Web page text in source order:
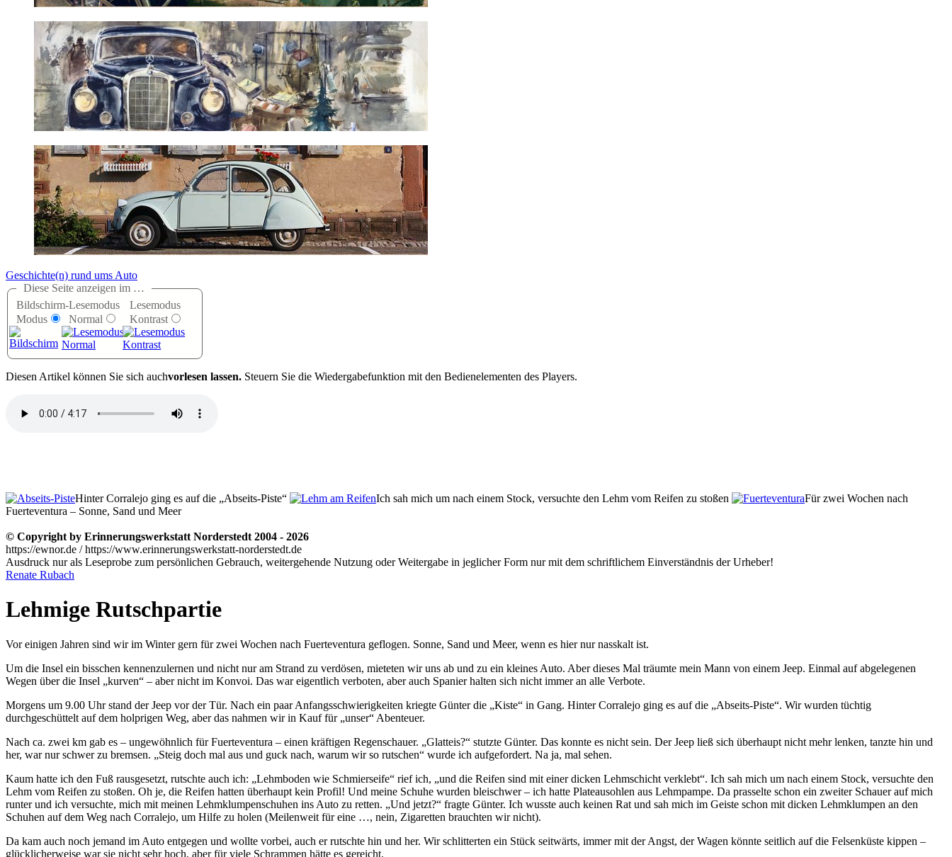
Geschichte(n) rund ums Auto
Diese Seite anzeigen im …
Bildschirm-
Modus
Lesemodus
Normal
Lesemodus
Kontrast
Diesen Artikel können Sie sich auchvorlesen lassen. Steuern Sie die Wiedergabefunktion mit den Bedienelementen des Players.
Hinter Corralejo ging es auf die Abseits-Piste Ich sah mich um nach einem Stock, versuchte den Lehm vom Reifen zu stoßen
Für zwei Wochen nach
Fuerteventura – Sonne, Sand und Meer
© Copyright by Erinnerungswerkstatt Norderstedt 2004 - 2026
https://ewnor.de / https://www.erinnerungswerkstatt-norderstedt.de
Ausdruck nur als Leseprobe zum persönlichen Gebrauch, weitergehende Nutzung oder Weitergabe in jeglicher Form nur mit dem schriftlichem Einverständnis der Urheber!
Renate Rubach
Lehmige Rutschpartie
Vor einigen Jahren sind wir im Winter gern für zwei Wochen nach Fuerteventura geflogen. Sonne, Sand und Meer, wenn es hier nur nasskalt ist.
Um die Insel ein bisschen kennenzulernen und nicht nur am Strand zu verdösen, mieteten wir uns ab und zu ein kleines Auto. Aber dieses Mal träumte mein Mann von einem Jeep. Einmal auf abgelegenen
Wegen über die Insel
kurven
– aber nicht im Konvoi. Das war eigentlich verboten, aber auch Spanier halten sich nicht immer an alle Verbote.
Morgens um 9.00 Uhr stand der Jeep vor der Tür. Nach ein paar Anfangsschwierigkeiten kriegte Günter die
Kiste in Gang. Hinter Corralejo ging es auf die Abseits-Piste . Wir wurden tüchtig
durchgeschüttelt auf dem holprigen Weg, aber das nahmen wir in Kauf für unser
Abenteuer.
Nach ca. zwei km gab es – ungewöhnlich für Fuerteventura – einen kräftigen Regenschauer.
Glatteis?
stutzte Günter. Das konnte es nicht sein. Der Jeep ließ sich überhaupt nicht mehr lenken, tanzte hin und
her, war nur schwer zu bremsen.
Steig doch mal aus und guck nach, warum wir so rutschen
wurde ich aufgefordert. Na ja, mal sehen.
Kaum hatte ich den Fuß rausgesetzt, rutschte auch ich:
Lehmboden wie Schmierseife rief ich, und die Reifen sind mit einer dicken Lehmschicht verklebt . Ich sah mich um nach einem Stock, versuchte den
Lehm vom Reifen zu stoßen. Oh je, die Reifen hatten überhaupt kein Profil! Und meine Schuhe wurden bleischwer – ich hatte Plateausohlen aus Lehmpampe. Da prasselte schon ein zweiter Schauer auf mich
runter und ich versuchte, mich mit meinen Lehmklumpenschuhen ins Auto zu retten.
Und jetzt?
fragte Günter. Ich wusste auch keinen Rat und sah mich im Geiste schon mit dicken Lehmklumpen an den
Schuhen auf dem Weg nach Corralejo, um Hilfe zu holen (Meilenweit für eine …, nein, Zigaretten brauchten wir nicht).
Da kam auch noch jemand im Auto entgegen und wollte vorbei, auch er rutschte hin und her. Wir schlitterten ein Stück seitwärts, immer mit der Angst, der Wagen könnte seitlich auf die Felsenküste kippen –
glücklicherweise war sie nicht sehr hoch, aber für viele Schrammen hätte es gereicht.